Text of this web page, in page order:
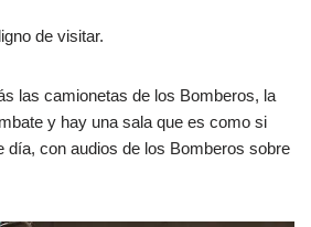
de visitar.
las camionetas de los Bomberos, la
y hay una sala que es como si
día, con audios de los Bomberos sobre